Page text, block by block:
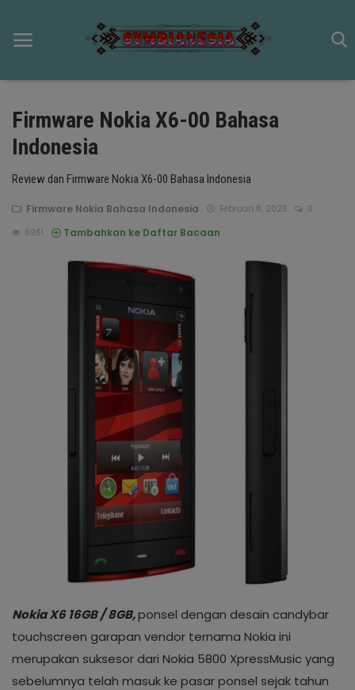
Beranda
Artikel
Schematic
Symbian OS
Firmware Nokia X6-00 Bahasa
Indonesia
Review dan Firmware Nokia X6-00 Bahasa Indonesia
Firmware Nokia Bahasa Indonesia Februari 8, 2023
0
6961
Tambahkan ke Daftar Bacaan
Nokia X6 16GB / 8GB,ponsel dengan desain candybar
touchscreen garapan vendor ternama Nokia ini
merupakan suksesor dari Nokia 5800 XpressMusic yang
sebelumnya telah masuk ke pasar ponsel sejak tahun